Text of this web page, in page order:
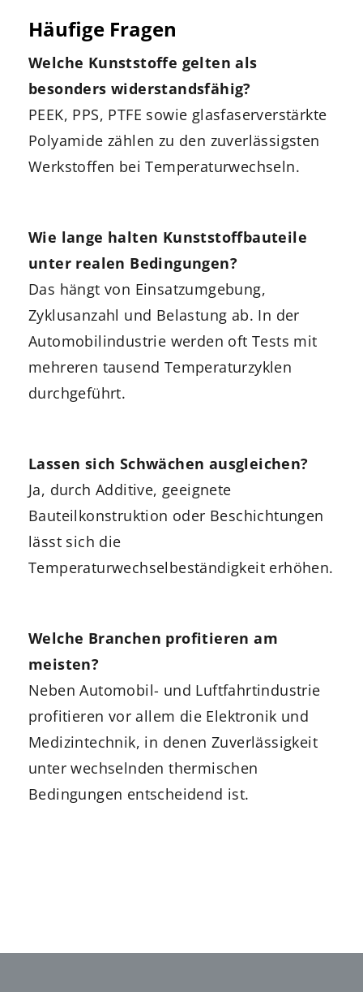
Häufige Fragen
Welche Kunststoffe gelten als
besonders widerstandsfähig?
PEEK, PPS, PTFE sowie glasfaserverstärkte
Polyamide zählen zu den zuverlässigsten
Werkstoffen bei Temperaturwechseln.
Wie lange halten Kunststoffbauteile
unter realen Bedingungen?
Das hängt von Einsatzumgebung,
Zyklusanzahl und Belastung ab. In der
Automobilindustrie werden oft Tests mit
mehreren tausend Temperaturzyklen
durchgeführt.
Lassen sich Schwächen ausgleichen?
Ja, durch Additive, geeignete
Bauteilkonstruktion oder Beschichtungen
lässt sich die
Temperaturwechselbeständigkeit erhöhen.
Welche Branchen profitieren am
meisten?
Neben Automobil- und Luftfahrtindustrie
profitieren vor allem die Elektronik und
Medizintechnik, in denen Zuverlässigkeit
unter wechselnden thermischen
Bedingungen entscheidend ist.